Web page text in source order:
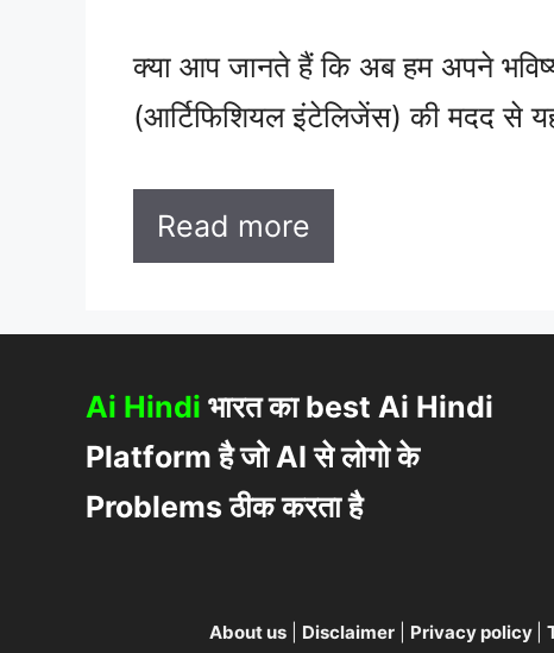
क्या आप जानते हैं कि अब हम अपने
(आर्टिफिशियल इंटेलिजेंस) की मदद से
Read more
Ai Hindi भारत का best Ai Hindi
Platform है जो AI से लोगो के
Problems ठीक करता है
About us Disclaimer Privacy policy